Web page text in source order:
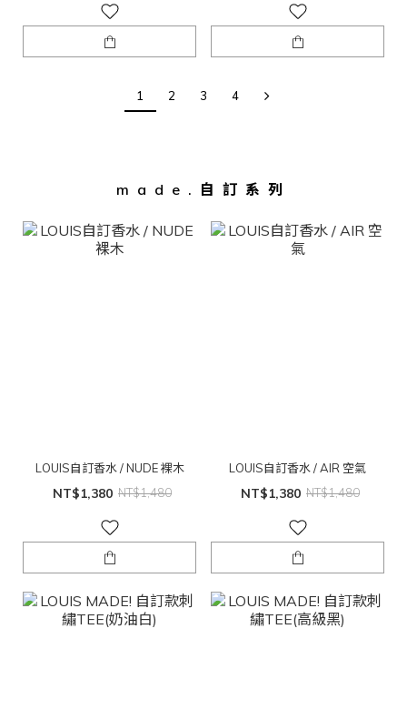
1 2 3 4
made.自訂系列
LOUIS自訂香水 / NUDE 裸木
NT$1,380 NT$1,480
LOUIS自訂香水 / AIR 空氣
NT$1,380 NT$1,480